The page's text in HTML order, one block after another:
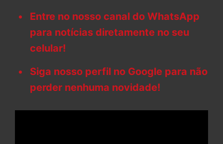
Entre no nosso canal do WhatsApp
para notícias diretamente no seu
celular!
Siga nosso perfil no Google para não
perder nenhuma novidade!